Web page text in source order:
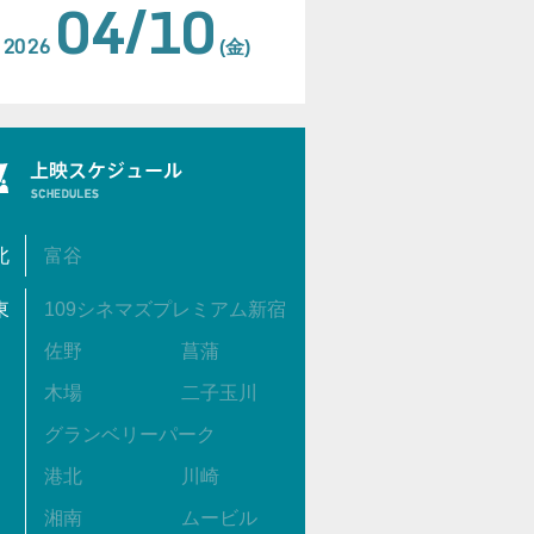
2026 04/10 (金)
富谷
109シネマズプレミアム新宿
佐野 菖蒲
木場 二子玉川
グランベリーパーク
港北 川崎
湘南 ムービル